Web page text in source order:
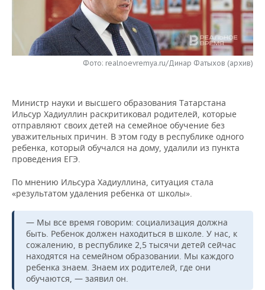
НЕФТЕХИМИЯ
НЕФТЬ
ОПК
РОЗНИЧНАЯ ТОРГОВЛЯ
ТРАНСПОРТ
НОВОСТИ ТЕХНОЛОГИЙ
ТЕЛЕКОММУНИКАЦИИ
МЕРОПРИЯТИЯ
НОВОСТИ МЕРОПРИЯТИЙ
БИЗНЕС-БРАНЧИ
ONLINE-КОНФЕРЕНЦИИ
ОТКРЫТАЯ ЛЕКЦИЯ
СПОРТ
ФУТБОЛ
ХОККЕЙ
БАСКЕТБОЛ
ВОЛЕЙБОЛ
КИБЕРСПОРТ
ФИГУРНОЕ КАТАНИЕ
ВОДНЫЕ ВИДЫ СПОРТА
НОВОСТИ ОБЩЕСТВА
ВЛАСТЬ
ИНФРАСТРУКТУРА
ИСТОРИЯ
КУЛЬТУРА
МЕДИЦИНА
ОБРАЗОВАНИЕ
ФОТОГАЛЕРЕЯ
СЮЖЕТЫ
СПРАВОЧНИК
СПИСОК ПЕРСОН
СПИСОК КОМПАНИЙ
ПОЛНАЯ ВЕРСИЯ
Фото: realnoevremya.ru/Динар Фатыхов (архив)
Министр науки и высшего образования Татарстана
Ильсур Хадиуллин раскритиковал родителей, которые
отправляют своих детей на семейное обучение без
уважительных причин. В этом году в республике одного
ребенка, который обучался на дому, удалили из пункта
проведения ЕГЭ.
По мнению Ильсура Хадиуллина, ситуация стала
«результатом удаления ребенка от школы».
— Мы все время говорим: социализация должна
быть. Ребенок должен находиться в школе. У нас, к
сожалению, в республике 2,5 тысячи детей сейчас
находятся на семейном образовании. Мы каждого
ребенка знаем. Знаем их родителей, где они
обучаются, — заявил он.